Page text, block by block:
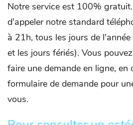
Notre service est 100%
d'appeler notre standard
à 21h, tous les jours de
et les jours fériés). Vous
faire une demande en ligne,
formulaire de demande pour
vous.